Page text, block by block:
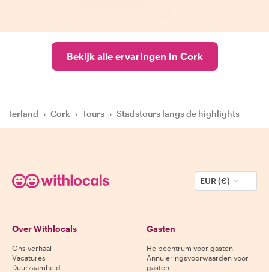
Bekijk alle ervaringen in Cork
Ierland › Cork › Tours › Stadstours langs de highlights
EUR (€)
Over Withlocals
Ons verhaal
Vacatures
Duurzaamheid
Gasten
Helpcentrum voor gasten
Annuleringsvoorwaarden voor
gasten